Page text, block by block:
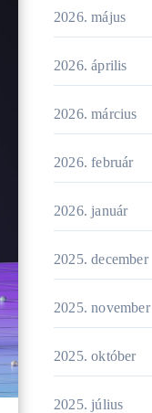
2026. május
2026. április
2026. március
2026. február
2026. január
2025. december
2025. november
2025. október
2025. július